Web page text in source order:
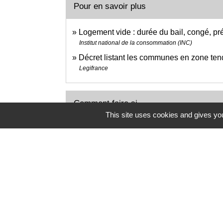
Pour en savoir plus
Logement vide : durée du bail, congé,
Institut national de la consommation (INC)
Décret listant les communes en zone
Legifrance
Comment faire si...
Je déménage
This site uses cookies and gives